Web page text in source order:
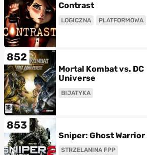
Contrast
LOGICZNA PLATFORMOWA
852
Mortal Kombat vs. DC
Universe
BIJATYKA
853
Sniper: Ghost Warrior
STRZELANINA FPP